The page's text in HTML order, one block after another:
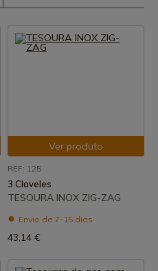
Ver produto
REF: 125
3 Claveles
TESOURA INOX ZIG-ZAG
Envio de 7-15 dias
43,14 €